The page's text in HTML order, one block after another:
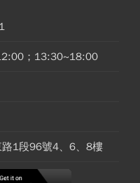
；13:30~18:00
1段96號4、6、8樓